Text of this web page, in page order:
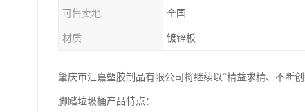
可售卖地 全国
材质 镀锌板
肇庆市汇嘉塑胶制品有限公司将继续以“精益求精、不断
脚踏垃圾桶产品特点：